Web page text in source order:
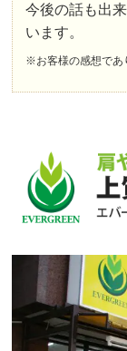
今後の話も出
います。
※お客様の感想であ